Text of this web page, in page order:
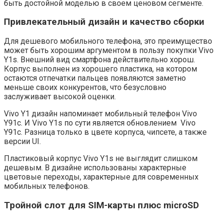
быть достойной моделью в своем ценовом сегменте.
Привлекательный дизайн и качество сборки
Для дешевого мобильного телефона, это преимущество
может быть хорошим аргументом в пользу покупки Vivo
Y1s. Внешний вид смартфона действительно хорош.
Корпус выполнен из хорошего пластика, на котором
остаются отпечатки пальцев появляются заметно
меньше своих конкурентов, что безусловно
заслуживает высокой оценки.
Vivo Y1 дизайн напоминает мобильный телефон Vivo
Y91c. И Vivo Y1s по сути является обновлением Vivo
Y91c. Разница только в цвете корпуса, чипсете, а также
версии UI.
Пластиковый корпус Vivo Y1s не выглядит слишком
дешевым. В дизайне использованы характерные
цветовые переходы, характерные для современных
мобильных телефонов.
Тройной слот для SIM-карты плюс microSD